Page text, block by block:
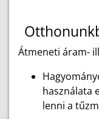
Átmeneti áram-
használata
lenni a